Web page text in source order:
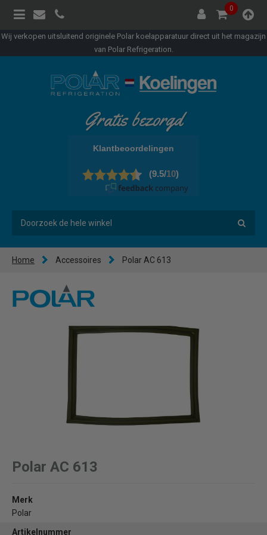
0
Wij verkopen uitsluitend originele Polar koelapparatuur direct uit het magazijn
van Polar Refrigeration.
Gratis bezorgd
Home Accessoires Polar AC 613
Polar AC 613
Merk
Polar
Artikelnummer